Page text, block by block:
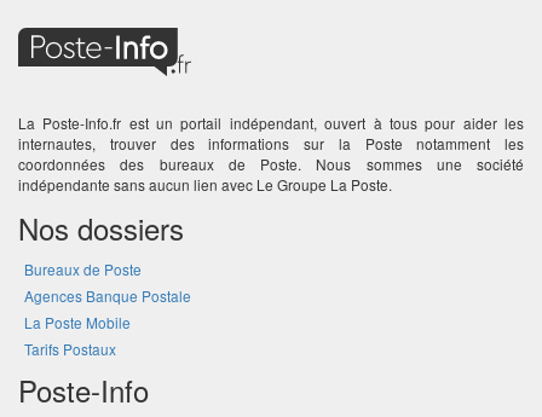
La Poste-Info.fr est un portail indépendant, ouvert à tous pour aider les
internautes, trouver des informations sur la Poste notamment les
coordonnées des bureaux de Poste. Nous sommes une société
indépendante sans aucun lien avec Le Groupe La Poste.
Nos dossiers
Bureaux de Poste
Agences Banque Postale
La Poste Mobile
Tarifs Postaux
Poste-Info